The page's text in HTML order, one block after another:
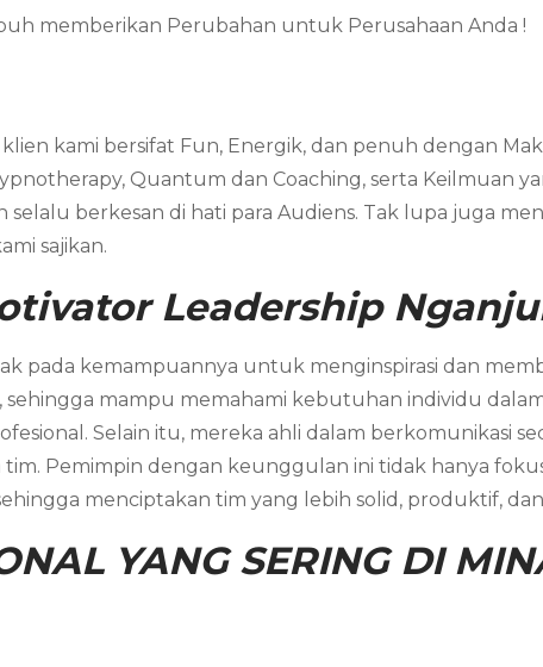
memberikan Perubahan untuk Perusahaan Anda !
kami bersifat Fun, Energik, dan penuh dengan
Quantum dan Coaching, serta Keilmuan
berkesan di hati para Audiens. Tak lupa juga
sajikan.
Leadership
pada kemampuannya untuk menginspirasi dan
mampu memahami kebutuhan individu
Selain itu, mereka ahli dalam berkomunikasi
Pemimpin dengan keunggulan ini tidak hanya
menciptakan tim yang lebih solid, produktif,
YANG SERING DI